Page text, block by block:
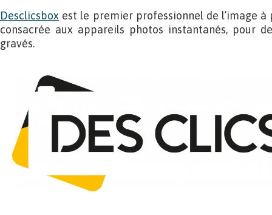
Desclicsbox est le premier professionnel de l’image
consacrée aux appareils photos instantanés, pour
gravés.